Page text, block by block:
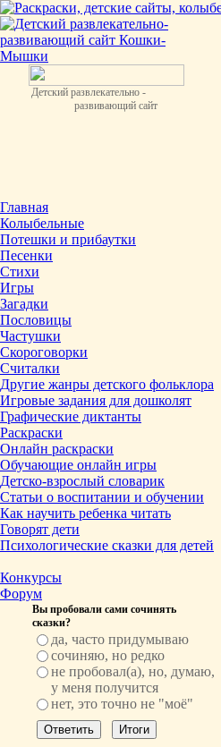
Детский развлекательно -
развивающий сайт
Главная
Колыбельные
Потешки и прибаутки
Песенки
Стихи
Игры
Загадки
Пословицы
Частушки
Скороговорки
Считалки
Другие жанры детского фольклора
Игровые задания для дошколят
Графические диктанты
Раскраски
Онлайн раскраски
Обучающие онлайн игры
Детско-взрослый словарик
Статьи о воспитании и обучении
Как научить ребенка читать
Говорят дети
Психологические сказки для детей
Конкурсы
Форум
Вы пробовали сами сочинять
сказки?
да, часто придумываю
сочиняю, но редко
не пробовал(а), но, думаю,
у меня получится
нет, это точно не "моё"